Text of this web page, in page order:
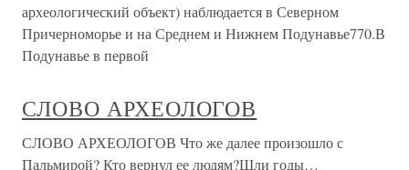
археологический объект) наблюдается в Северном
Причерноморье и на Среднем и Нижнем Подунавье770.В
Подунавье в первой
СЛОВО АРХЕОЛОГОВ
СЛОВО АРХЕОЛОГОВ Что же далее произошло с
Пальмирой? Кто вернул ее людям?Шли годы…